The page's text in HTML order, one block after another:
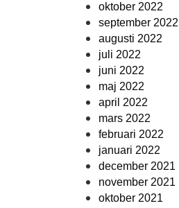
oktober 2022
september 2022
augusti 2022
juli 2022
juni 2022
maj 2022
april 2022
mars 2022
februari 2022
januari 2022
december 2021
november 2021
oktober 2021